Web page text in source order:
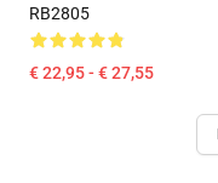
RB2805
€ 22,95 - € 27,55